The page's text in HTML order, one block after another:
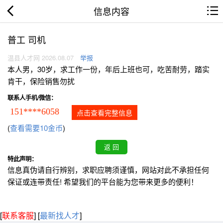
信息内容
普工 司机
温县人才网 2026.08.07 举报
本人男，30岁，求工作一份，年后上班也可，吃苦耐劳，踏实
肯干，保险销售勿扰
联系人手机/微信：
151****6058 点击查看完整信息
(查看需要10金币)
特此声明：
信息真伪请自行辨别，求职应聘须谨慎，网站对此不承担任何
保证或连带责任! 希望我们的平台能为您带来更多的便利！
[联系客服] [最新找人才]